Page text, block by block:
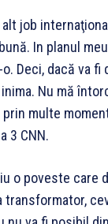
job
In planul
Deci, dacă va
Nu mă
multe
3 CNN.
o poveste care
transformator,